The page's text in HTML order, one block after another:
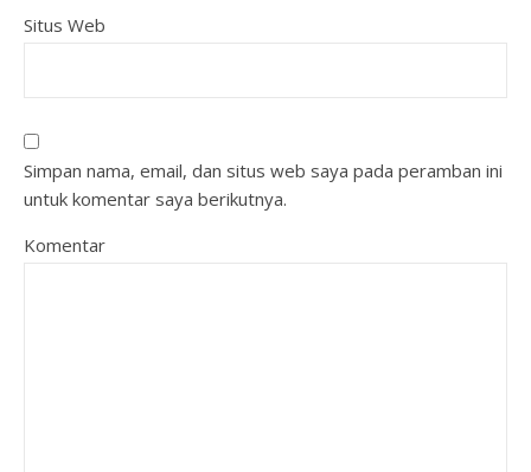
Situs Web
Simpan nama, email, dan situs web saya pada peramban ini
untuk komentar saya berikutnya.
Komentar